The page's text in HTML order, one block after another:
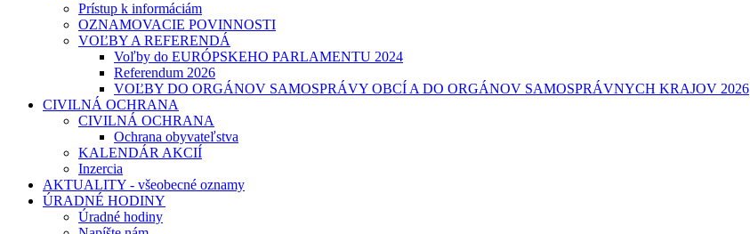
Prístup k informáciám
OZNAMOVACIE POVINNOSTI
VOĽBY A REFERENDÁ
Voľby do EURÓPSKEHO PARLAMENTU 2024
Referendum 2026
VOĽBY DO ORGÁNOV SAMOSPRÁVY OBCÍ A DO ORGÁNOV SAMOSPRÁVNYCH KRAJOV 2026
CIVILNÁ OCHRANA
CIVILNÁ OCHRANA
Ochrana obyvateľstva
KALENDÁR AKCIÍ
Inzercia
AKTUALITY - všeobecné oznamy
ÚRADNÉ HODINY
Úradné hodiny